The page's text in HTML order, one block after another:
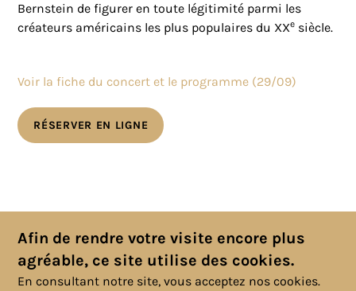
Bernstein de figurer en toute légitimité parmi les
créateurs américains les plus populaires du XXe siècle.
Voir la fiche du concert et le programme (29/09)
RÉSERVER EN LIGNE
Afin de rendre votre visite encore plus
agréable, ce site utilise des cookies.
En consultant notre site, vous acceptez nos cookies.